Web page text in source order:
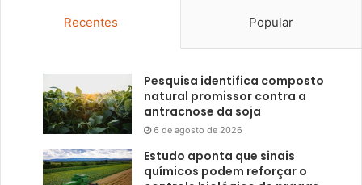
Recentes Popular
Pesquisa identifica composto
natural promissor contra a
antracnose da soja
6 de agosto de 2026
Estudo aponta que sinais
químicos podem reforçar o